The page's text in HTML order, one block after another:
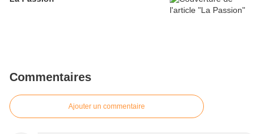
Commentaires
Ajouter un commentaire